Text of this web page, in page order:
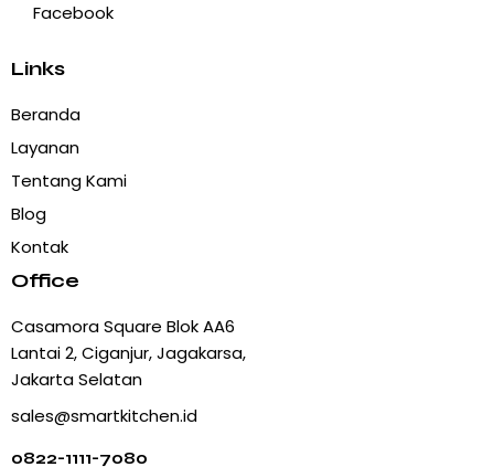
Facebook
Links
Beranda
Layanan
Tentang Kami
Blog
Kontak
Office
Casamora Square Blok AA6
Lantai 2, Ciganjur, Jagakarsa,
Jakarta Selatan
sales@smartkitchen.id
0822-1111-7080